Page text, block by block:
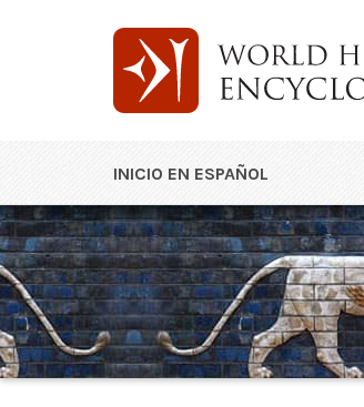
INICIO EN ESPAÑOL